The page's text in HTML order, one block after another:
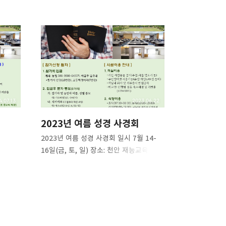
밴드
2023년 여름 성경 사경회
2023.06.22
2023년 여름 성경 사경회 일시 7월 14-
16일(금, 토, 일) 장소: 천안 재능교육